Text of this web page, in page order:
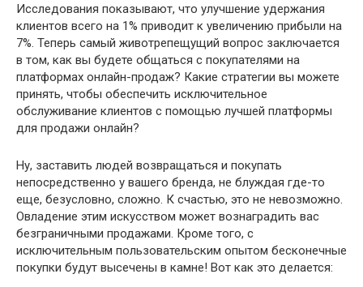
Исследования показывают, что улучшение удержания
клиентов всего на 1% приводит к увеличению прибыли на
7%. Теперь самый животрепещущий вопрос заключается
в том, как вы будете общаться с покупателями на
платформах онлайн-продаж? Какие стратегии вы можете
принять, чтобы обеспечить исключительное
обслуживание клиентов с помощью лучшей платформы
для продажи онлайн?
Ну, заставить людей возвращаться и покупать
непосредственно у вашего бренда, не блуждая где-то
еще, безусловно, сложно. К счастью, это не невозможно.
Овладение этим искусством может вознаградить вас
безграничными продажами. Кроме того, с
исключительным пользовательским опытом бесконечные
покупки будут высечены в камне! Вот как это делается: